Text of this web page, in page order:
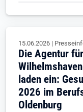
15.06.2026 |
Die Agentur
laden ein:
2026 im
Oldenburg